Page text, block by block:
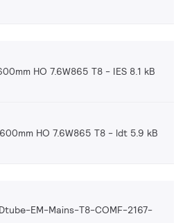
HO 7.6W865 T8 IES 8.1 kB
HO 7.6W865 T8 ldt 5.9 kB
EM-Mains-T8-COMF-2167-